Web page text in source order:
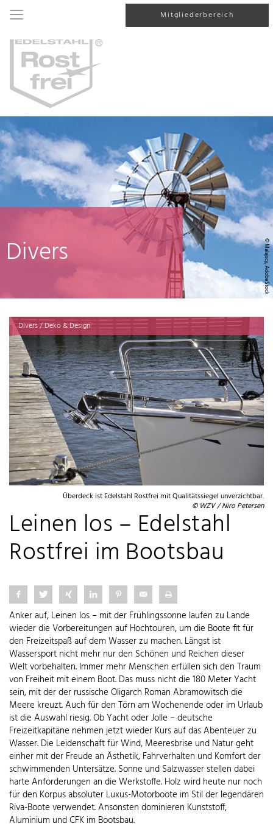
Mitgliederbereich
© Malajscy, AdobeStock
Divers
Divers / Deko & Design
Überdeck ist Edelstahl Rostfrei mit Qualitätssiegel unverzichtbar.
© WZV / Niro Petersen
Leinen los – Edelstahl
Rostfrei im Bootsbau
Anker auf, Leinen los – mit der Frühlingssonne laufen zu Lande
wieder die Vorbereitungen auf Hochtouren, um die Boote fit für
den Freizeitspaß auf dem Wasser zu machen. Längst ist
Wassersport nicht mehr nur den Schönen und Reichen dieser
Welt vorbehalten. Immer mehr Menschen erfüllen sich den Traum
von Freiheit mit einem Boot. Das muss nicht die 180 Meter Yacht
sein, mit der der russische Oligarch Roman Abramowitsch die
Meere kreuzt. Auch für den Törn am Wochenende oder im Urlaub
ist die Auswahl riesig. Ob Yacht oder Jolle – deutsche
Freizeitkapitäne nehmen jetzt wieder Kurs auf das Abenteuer zu
Wasser. Die Leidenschaft für Wind, Meeresbrise und Natur geht
einher mit der Freude an Ästhetik, Fahrverhalten und Komfort der
schwimmenden Untersätze. Sonne und Salzwasser stellen dabei
harte Anforderungen an die Werkstoffe. Holz wird heute nur noch
für den Korpus absoluter Luxus-Motorboote im Stil der legendären
Riva-Boote verwendet. Ansonsten dominieren Kunststoff,
Aluminium und CFK im Bootsbau.